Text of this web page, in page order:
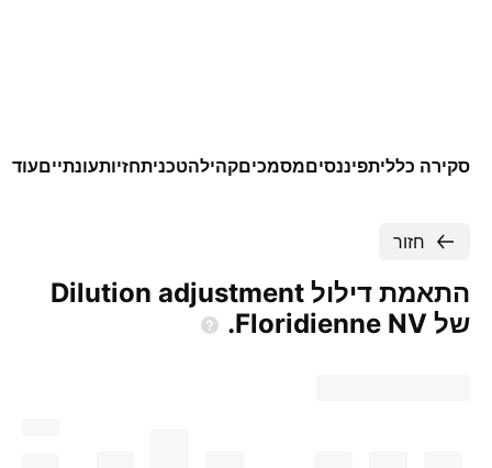
סקירה כלליתפיננסיםמסמכיםקהילהטכניתחזיותעונתייםעוד
חזור
התאמת דילול Dilution adjustment
של Floridienne NV.